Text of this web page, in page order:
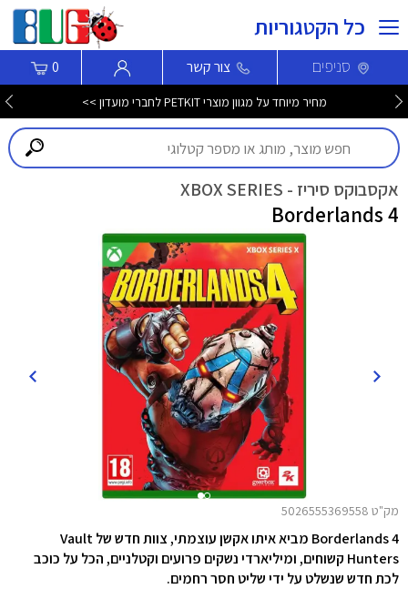
כל הקטגוריות
סניפים צור קשר 0
מחיר מיוחד על מגוון מוצרי PETKIT לחברי מועדון >>
אקסבוקס סיריז - XBOX SERIES
Borderlands 4
מק"ט 5026555369558
Borderlands 4 מביא איתו אקשן עוצמתי, צוות חדש של Vault
Hunters קשוחים, ומיליארדי נשקים פרועים וקטלניים, הכל על כוכב
לכת חדש שנשלט על ידי שליט חסר רחמים.